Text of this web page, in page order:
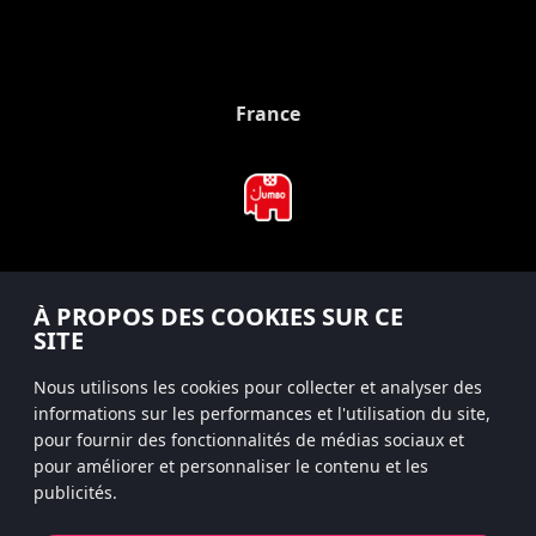
À PROPOS DES COOKIES SUR CE
SITE
Nous utilisons les cookies pour collecter et analyser des
informations sur les performances et l'utilisation du site,
pour fournir des fonctionnalités de médias sociaux et
pour améliorer et personnaliser le contenu et les
publicités.
France
instagram
Politique de confidentialité